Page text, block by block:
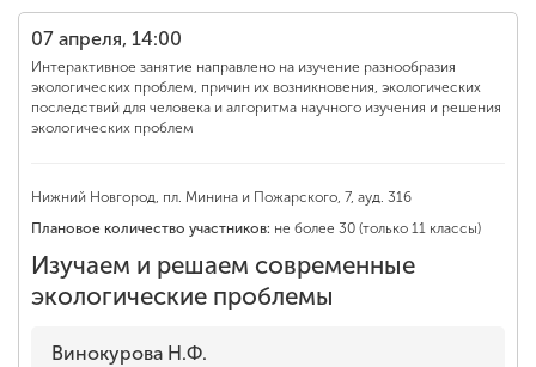
07 апреля, 14:00
Интерактивное занятие направлено на изучение разнообразия
экологических проблем, причин их возникновения, экологических
последствий для человека и алгоритма научного изучения и решения
экологических проблем
Нижний Новгород, пл. Минина и Пожарского, 7, ауд. 316
Плановое количество участников: не более 30 (только 11 классы)
Изучаем и решаем современные
экологические проблемы
Винокурова Н.Ф.